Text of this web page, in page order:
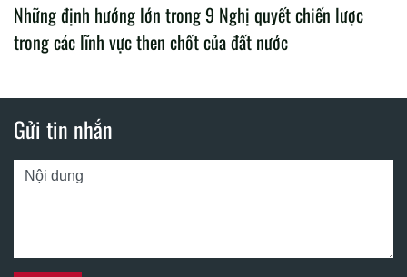
Những định hướng lớn trong 9 Nghị quyết chiến lược
trong các lĩnh vực then chốt của đất nước
Gửi tin nhắn